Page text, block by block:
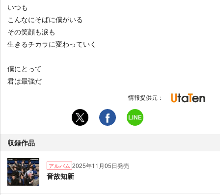
いつも
こんなにそばに僕がいる
その笑顔も涙も
生きるチカラに変わっていく
僕にとって
君は最強だ
情報提供元：
収録作品
アルバム 2025年11月05日発売
音故知新